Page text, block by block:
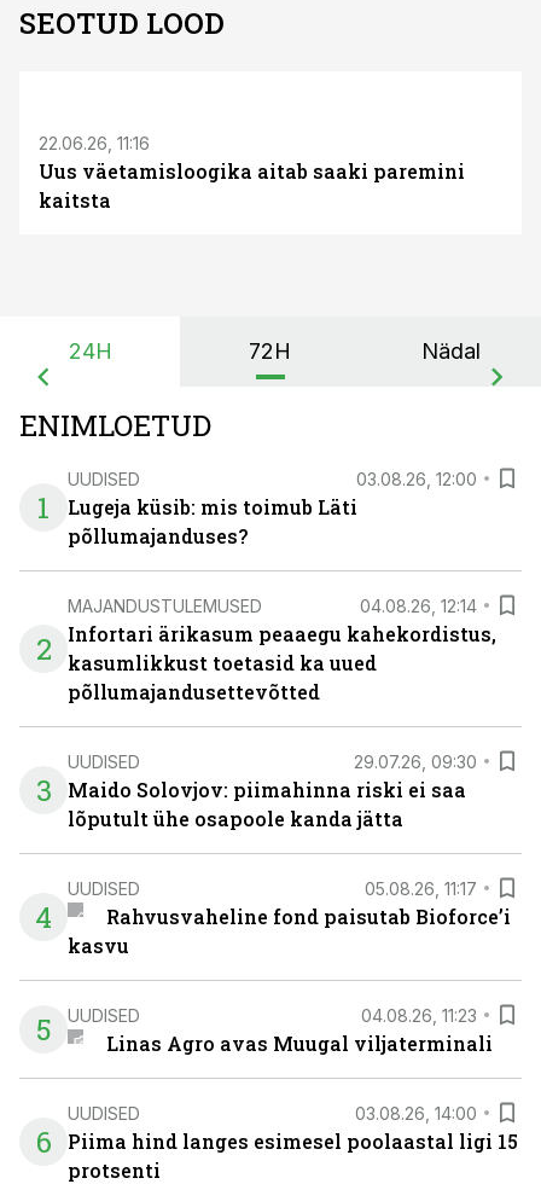
SEOTUD LOOD
22.06.26, 11:16
Uus väetamisloogika aitab saaki paremini
kaitsta
24H 72H Nädal
ENIMLOETUD
1
UUDISED 03.08.26, 12:00
Lugeja küsib: mis toimub Läti
põllumajanduses?
2
MAJANDUSTULEMUSED 04.08.26, 12:14
Infortari ärikasum peaaegu kahekordistus,
kasumlikkust toetasid ka uued
põllumajandusettevõtted
3
UUDISED 29.07.26, 09:30
Maido Solovjov: piimahinna riski ei saa
lõputult ühe osapoole kanda jätta
4
UUDISED 05.08.26, 11:17
Rahvusvaheline fond paisutab Bioforce’i
kasvu
5 UUDISED 04.08.26, 11:23
Linas Agro avas Muugal viljaterminali
6
UUDISED 03.08.26, 14:00
Piima hind langes esimesel poolaastal ligi 15
protsenti